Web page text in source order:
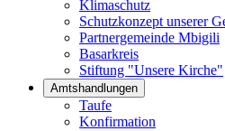
Klimaschutz
Schutzkonzept unserer
Partnergemeinde Mbigili
Basarkreis
Stiftung "Unsere Kirche"
Amtshandlungen
Taufe
Konfirmation